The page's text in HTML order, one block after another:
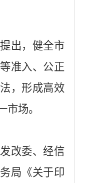
出，健全市
准入、公正
，形成高效
市场。
改委、经信
局《关于印